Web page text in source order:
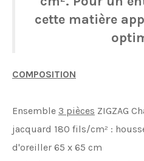
cette matière
COMPOSITION
Ensemble 3 pièces ZIGZAG
jacquard 180 fils/cm² :
d'oreiller 65 x 65 cm